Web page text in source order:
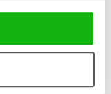
Po čom piští